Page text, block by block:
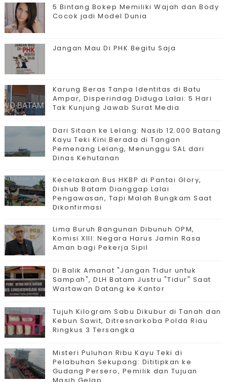
5 Bintang Bokep Memiliki Wajah dan Body
Cocok jadi Model Dunia
Jangan Mau Di PHK Begitu Saja
Karung Beras Tanpa Identitas di Batu
Ampar, Disperindag Diduga Lalai: 5 Hari
Tak Kunjung Jawab Surat Media
Dari Sitaan ke Lelang: Nasib 12.000 Batang
Kayu Teki Kini Berada di Tangan
Pemenang Lelang, Menunggu SAL dari
Dinas Kehutanan
Kecelakaan Bus HKBP di Pantai Glory,
Dishub Batam Dianggap Lalai
Pengawasan, Tapi Malah Bungkam Saat
Dikonfirmasi
Lima Buruh Bangunan Dibunuh OPM,
Komisi XIII: Negara Harus Jamin Rasa
Aman bagi Pekerja Sipil
Di Balik Amanat "Jangan Tidur untuk
Sampah", DLH Batam Justru "Tidur" Saat
Wartawan Datang ke Kantor
Tujuh Kilogram Sabu Dikubur di Tanah dan
Kebun Sawit, Ditresnarkoba Polda Riau
Ringkus 3 Tersangka
Misteri Puluhan Ribu Kayu Teki di
Pelabuhan Sekupang: Dititipkan ke
Gudang Persero, Pemilik dan Tujuan